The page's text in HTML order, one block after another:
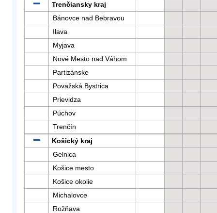
Trenčiansky kraj
Bánovce nad Bebravou
Ilava
Myjava
Nové Mesto nad Váhom
Partizánske
Považská Bystrica
Prievidza
Púchov
Trenčín
Košický kraj
Gelnica
Košice mesto
Košice okolie
Michalovce
Rožňava